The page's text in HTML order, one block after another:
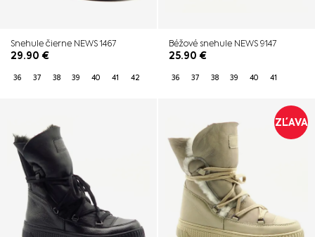
Snehule čierne NEWS 1467
29.90 €
36 37 38 39 40 41 42
Béžové snehule NEWS 9147
25.90 €
36 37 38 39 40 41
ZĽAVA